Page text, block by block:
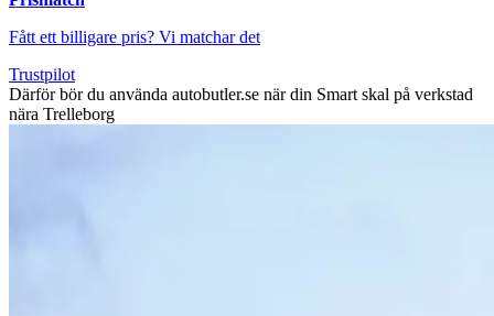
Fått ett billigare pris? Vi matchar det
Trustpilot
Därför bör du använda autobutler.se när din Smart skal på verkstad
nära Trelleborg